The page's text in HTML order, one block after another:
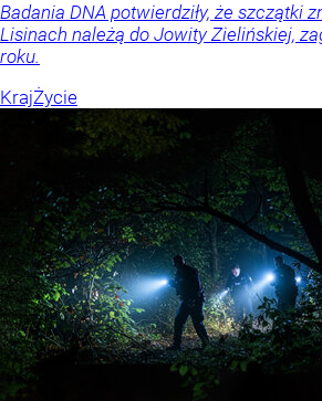
Badania DNA potwierdziły, że szczątki
Lisinach należą do Jowity Zielińskiej,
roku.
KrajŻycie